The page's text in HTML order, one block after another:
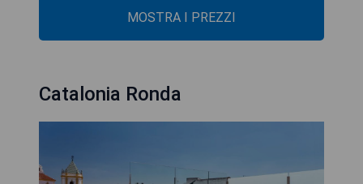
MOSTRA I PREZZI
Catalonia Ronda